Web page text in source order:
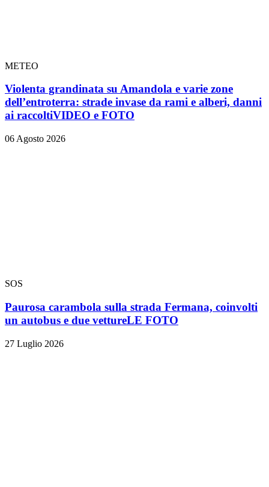
METEO
Violenta grandinata su Amandola e varie zone
dell’entroterra: strade invase da rami e alberi, danni
ai raccoltiVIDEO e FOTO
06 Agosto 2026
SOS
Paurosa carambola sulla strada Fermana, coinvolti
un autobus e due vettureLE FOTO
27 Luglio 2026